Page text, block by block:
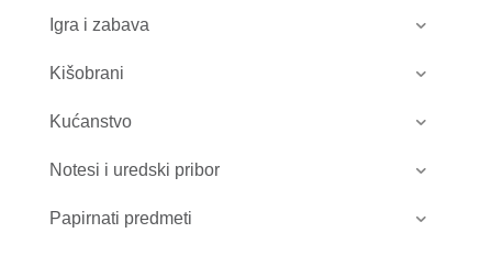
Igra i zabava
Kišobrani
Kućanstvo
Notesi i uredski pribor
Papirnati predmeti